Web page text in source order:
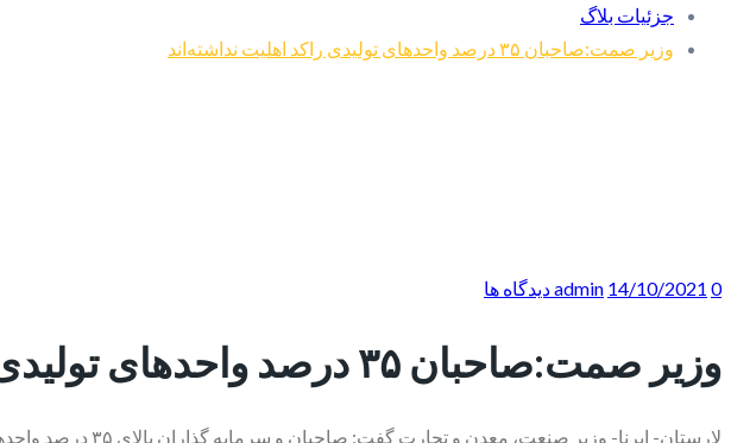
جزئیات بلاگ
وزیر صمت:صاحبان ۳۵ درصد واحدهای تولیدی راکد اهلیت نداشته‌اند
admin 14/10/2021 0 دیدگاه ها
وزیر صمت:صاحبان ۳۵ درصد واحدهای تولیدی راکد اهلیت نداشته‌اند
لارستان- ایرنا-